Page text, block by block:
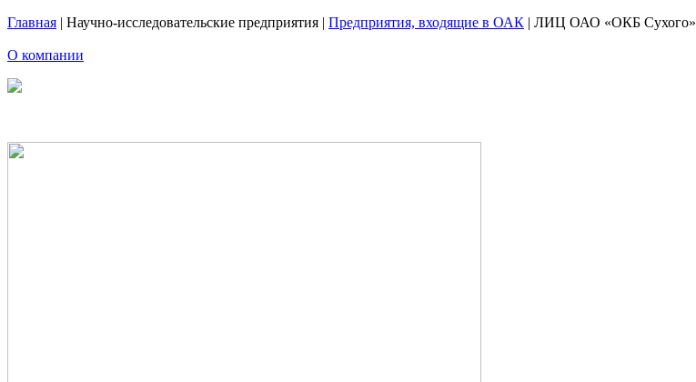
Главная | Научно-исследовательские предприятия | Предприятия, входящие в ОАК | ЛИЦ ОАО «ОКБ Сухого»
О компании